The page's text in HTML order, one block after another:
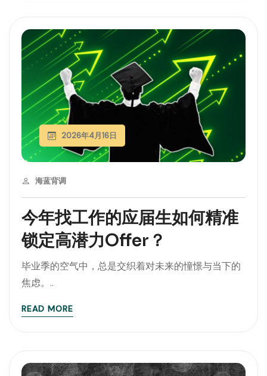
今年找工作的应届生如何精准
锁定高潜力Offer？
2026年4月16日
海蓝背调
毕业季的空气中，总是交织着对未来的憧憬与当下的
焦虑。..
READ MORE